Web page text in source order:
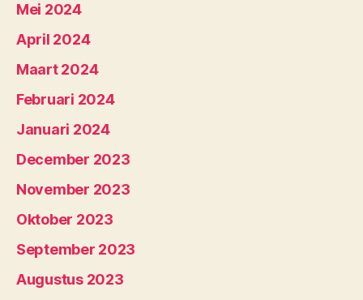
Mei 2024
April 2024
Maart 2024
Februari 2024
Januari 2024
December 2023
November 2023
Oktober 2023
September 2023
Augustus 2023